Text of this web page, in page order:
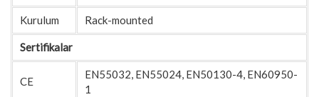
Kurulum Rack-mounted
Sertifikalar
CE
EN55032, EN55024, EN50130-4, EN60950-
1